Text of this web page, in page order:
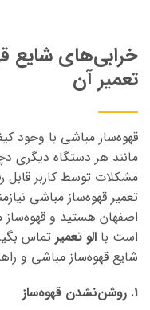
خرابی‌های شایع
تعمیر آن
قهوه‌ساز مباشی با وجود
مانند هر دستگاه دیگری
مشکلات توسط کاربر
تعمیر قهوه‌ساز مباشی
اصفهان هستید و قهوه‌ساز
است با الو تعمیر تماس
شایع قهوه‌ساز مباشی و
1. روشن‌نشدن قهوه‌ساز